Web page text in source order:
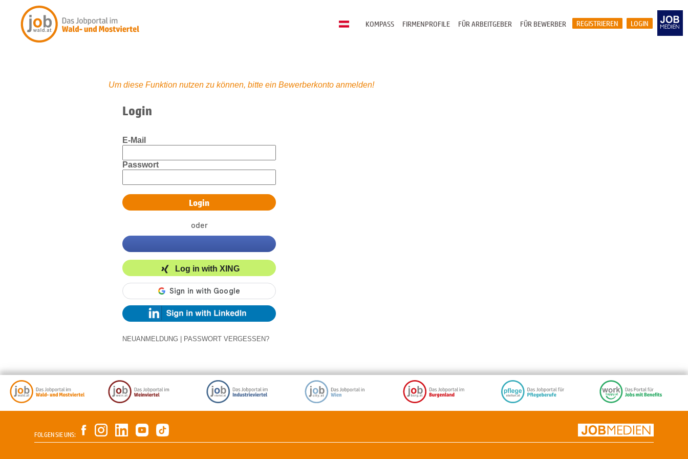
LOGIN
REGISTRIEREN
FÜR BEWERBER
FÜR ARBEITGEBER
FIRMENPROFILE
KOMPASS
Um diese Funktion nutzen zu können, bitte ein Bewerberkonto anmelden!
Login
E-Mail
Passwort
oder
Log in with XING
NEUANMELDUNG PASSWORT VERGESSEN?
FOLGEN SIE UNS: